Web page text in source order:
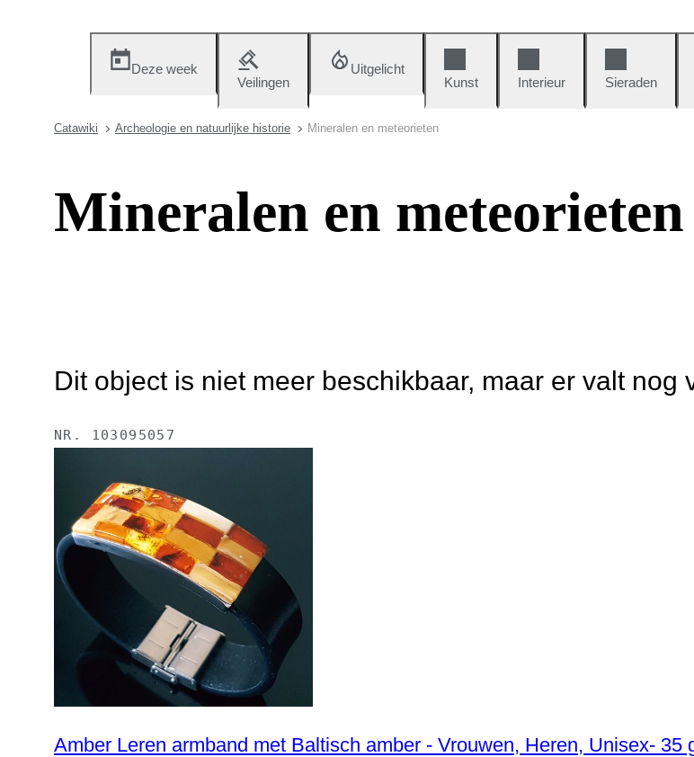
Deze week
Veilingen
Uitgelicht
Kunst
Interieur Sieraden
Catawiki Archeologie en natuurlijke historie Mineralen en meteorieten
Mineralen en meteorieten
Dit object is niet meer beschikbaar, maar er valt nog
NR. 103095057
Amber Leren armband met Baltisch amber - Vrouwen, Heren, Unisex- 35